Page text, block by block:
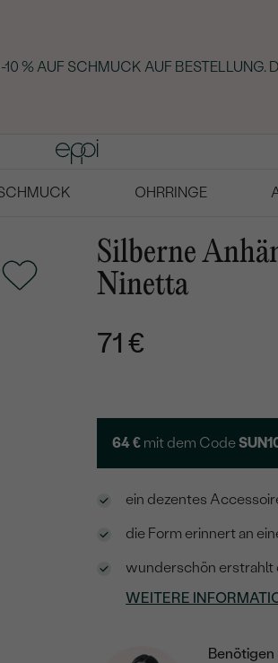
% AUF SCHMUCK AUF BESTELLUNG.
OHRRINGE
Silberne
Ninetta
71 €
64 € mit dem Code
ein dezentes
die Form erinnert an
wunderschön erstrahlt
WEITERE
Benötigen